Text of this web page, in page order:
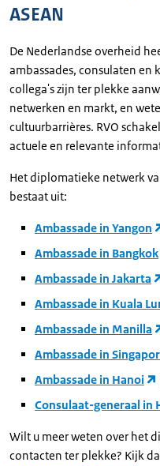
ASEAN
De Nederlandse overheid
ambassades, consulaten en
collega's zijn ter plekke
netwerken en markt, en
cultuurbarrières. RVO
actuele en relevante
Het diplomatieke netwerk
bestaat uit:
Ambassade in Yangon
Ambassade in Bangkok
Ambassade in Jakarta
Ambassade in Kuala
Ambassade in Manilla
Ambassade in
Ambassade in Hanoi
Consulaat-generaal in
Wilt u meer weten over het
contacten ter plekke? Kijk